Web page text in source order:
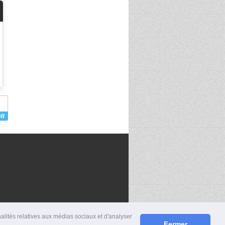
relatives aux médias sociaux et d'analyser